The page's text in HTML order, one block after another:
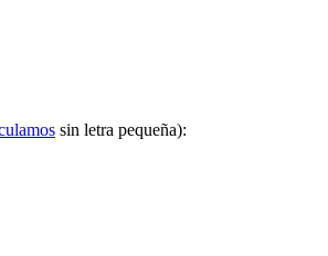
sin letra pequeña):